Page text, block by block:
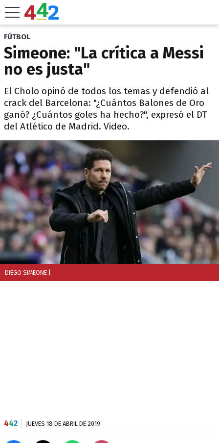
FÚTBOL
Simeone: "La crítica a Messi
no es justa"
El Cholo opinó de todos los temas y defendió al
crack del Barcelona: "¿Cuántos Balones de Oro
ganó? ¿Cuántos goles ha hecho?", expresó el DT
del Atlético de Madrid. Video.
DIEGO SIMEONE
442 JUEVES 18 DE ABRIL DE 2019